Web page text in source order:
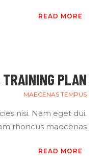
READ MORE
PLAN
MAECENAS TEMPUS
nisi. Nam eget dui.
rhoncus maecenas
READ MORE